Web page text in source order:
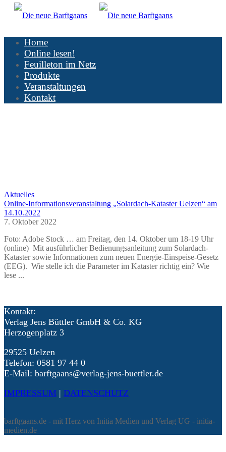
Home
Online lesen!
Feuilleton im Netz
Produkte
Veranstaltungen
Kontakt
Aktuelles
Online-Informationsveranstaltung „Solardach-Kataster Uelzen“ am
14.10.2022
7. Oktober 2022
Foto: Adobe Stock … am Freitag, den 14. Oktober um 18-19 Uhr
(online) Mit ausführlicher Bedienungsanleitung zum Solardach-
Kataster sowie Informationen zum neuen Energie-Einspeise-Gesetz
(EEG). Wie stelle ich die Parameter im Kataster richtig ein? Wie
lese ...
Kontakt:
Verlag Jens Büttler GmbH & Co. KG
Herzogenplatz 3
29525 Uelzen
Telefon: 0581 97 44 0
E-Mail: barftgaans@verlag-jens-buettler.de
IMPRESSUM | DATENSCHUTZ
barftgaans.de - mit Herz von Initia Medien und Verlag UG - initia-
medien.de